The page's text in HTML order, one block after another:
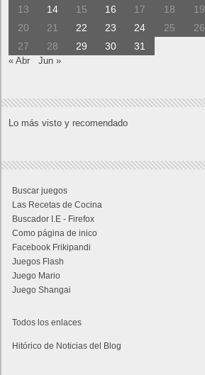
13
14 15 16 17 18
19
20
21 22 23 24 25
26
27
28 29 30 31
« Abr Jun »
Lo más visto y recomendado
Buscar juegos
Las Recetas de Cocina
Buscador I.E - Firefox
Como página de inico
Facebook Frikipandi
Juegos Flash
Juego Mario
Juego Shangai
Todos los enlaces
Hitórico de Noticias del Blog